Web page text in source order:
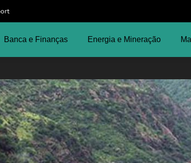
Banca e Finanças Energia e Mineração